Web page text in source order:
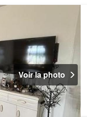
Voir la photo